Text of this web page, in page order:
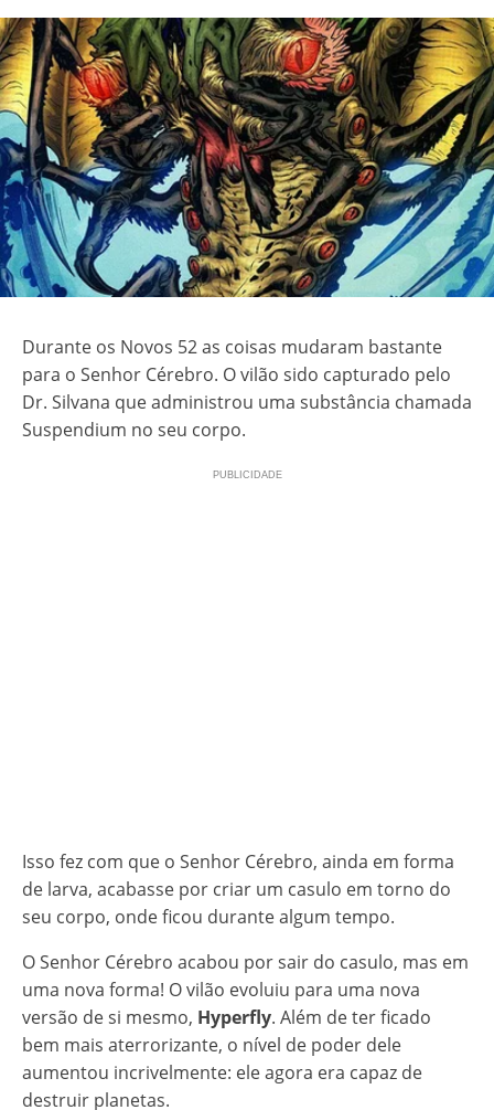
Durante os Novos 52 as coisas mudaram bastante
para o Senhor Cérebro. O vilão sido capturado pelo
Dr. Silvana que administrou uma substância chamada
Suspendium no seu corpo.
Isso fez com que o Senhor Cérebro, ainda em forma
de larva, acabasse por criar um casulo em torno do
seu corpo, onde ficou durante algum tempo.
O Senhor Cérebro acabou por sair do casulo, mas em
uma nova forma! O vilão evoluiu para uma nova
versão de si mesmo, Hyperfly. Além de ter ficado
bem mais aterrorizante, o nível de poder dele
aumentou incrivelmente: ele agora era capaz de
destruir planetas.